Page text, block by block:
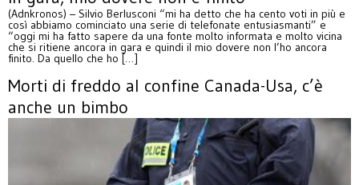
(Adnkronos) – Silvio Berlusconi “mi ha detto che ha cento voti in più e
così abbiamo cominciato una serie di telefonate entusiasmanti” e
“oggi mi ha fatto sapere da una fonte molto informata e molto vicina
che si ritiene ancora in gara e quindi il mio dovere non l’ho ancora
finito. Da quello che ho […]
Morti di freddo al confine Canada-Usa, c’è
anche un bimbo